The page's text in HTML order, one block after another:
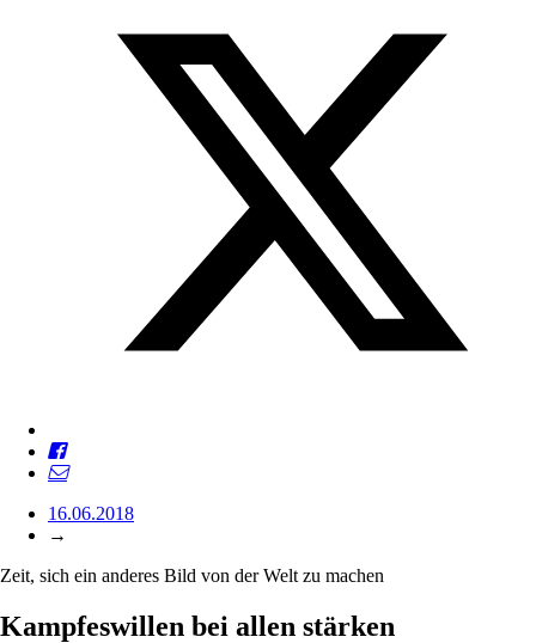
16.06.2018
→
Zeit, sich ein anderes Bild von der Welt zu machen
Kampfeswillen bei allen stärken